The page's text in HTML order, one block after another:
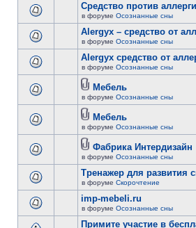
Cредство против
в форуме Осознанные сны
Alergyx – средство от
в форуме Осознанные сны
Alergyx средство от
в форуме Осознанные сны
Мебель
в форуме Осознанные сны
Мебель
в форуме Осознанные сны
Фабрика Интердизайн
в форуме Осознанные сны
Тренажер для развития
в форуме Скорочтение
imp-mebeli.ru
в форуме Осознанные сны
Примите участие в